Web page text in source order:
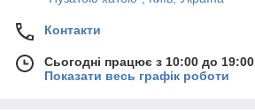
Контакти
Сьогодні працює з 10:00 до 19:00
Показати весь графік роботи